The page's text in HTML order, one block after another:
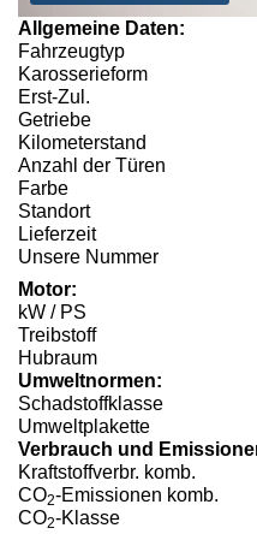
Allgemeine Daten:
Fahrzeugtyp
Karosserieform
Erst-Zul.
Getriebe
Kilometerstand
Anzahl der Türen
Farbe
Standort
Lieferzeit
Unsere Nummer
Motor:
kW / PS
Treibstoff
Hubraum
Umweltnormen:
Schadstoffklasse
Umweltplakette
Verbrauch und
Kraftstoffverbr. komb.
CO2-Emissionen komb.
CO2-Klasse